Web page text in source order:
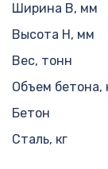
Ширина B, мм
Высота H, мм
Вес, тонн
Объем бетона,
Бетон
Сталь, кг